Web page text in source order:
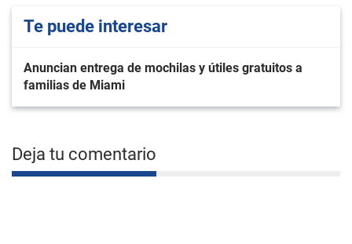
Te puede interesar
Anuncian entrega de mochilas y útiles gratuitos a
familias de Miami
Deja tu comentario